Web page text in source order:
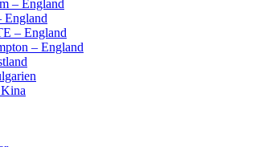
– England
England
– England
– England